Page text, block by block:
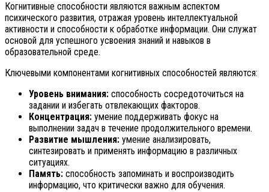
Когнитивные способности являются важным аспектом
психического развития, отражая уровень интеллектуальной
активности и способности к обработке информации. Они служат
основой для успешного усвоения знаний и навыков в
образовательной среде.
Ключевыми компонентами когнитивных способностей являются:
Уровень внимания: способность сосредоточиться на
задании и избегать отвлекающих факторов.
Концентрация: умение поддерживать фокус на
выполнении задач в течение продолжительного времени.
Развитие мышления: умение анализировать,
синтезировать и применять информацию в различных
ситуациях.
Память: способность запоминать и воспроизводить
информацию, что критически важно для обучения.